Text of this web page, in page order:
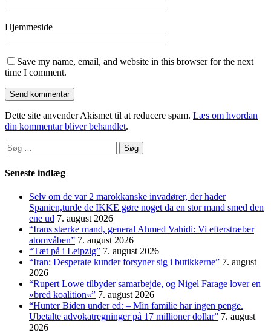
Hjemmeside
Save my name, email, and website in this browser for the next
time I comment.
Dette site anvender Akismet til at reducere spam. Læs om hvordan
din kommentar bliver behandlet.
Søg
efter:
Seneste indlæg
Selv om de var 2 marokkanske invadører, der hader
Spanien,turde de IKKE gøre noget da en stor mand smed den
ene ud 7. august 2026
“Irans stærke mand, general Ahmed Vahidi: Vi efterstræber
atomvåben” 7. august 2026
“Tæt på i Leipzig” 7. august 2026
“Iran: Desperate kunder forsyner sig i butikkerne” 7. august
2026
“Rupert Lowe tilbyder samarbejde, og Nigel Farage lover en
»bred koalition«” 7. august 2026
“Hunter Biden under ed: – Min familie har ingen penge.
Ubetalte advokat­regninger på 17 millioner dollar” 7. august
2026